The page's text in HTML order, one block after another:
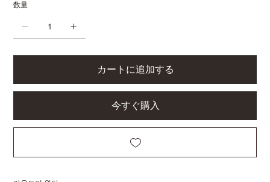
数量
カートに追加する
今すぐ購入